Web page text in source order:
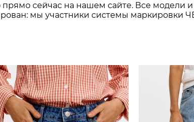
сейчас на нашем сайте. Все модели
мы участники системы маркировки